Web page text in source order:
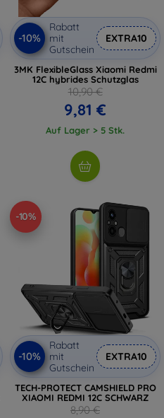
-10%
Rabatt
mit
Gutschein
EXTRA10
3MK FlexibleGlass Xiaomi Redmi
12C hybrides Schutzglas
10,90 €
9,81 €
Auf Lager > 5 Stk.
-10%
-10%
Rabatt
mit
Gutschein
EXTRA10
TECH-PROTECT CAMSHIELD PRO
XIAOMI REDMI 12C SCHWARZ
8,90 €